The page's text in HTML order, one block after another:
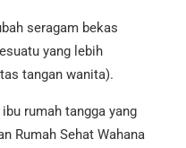
seragam bekas
yang lebih
tangan wanita).
rumah tangga yang
Rumah Sehat Wahana